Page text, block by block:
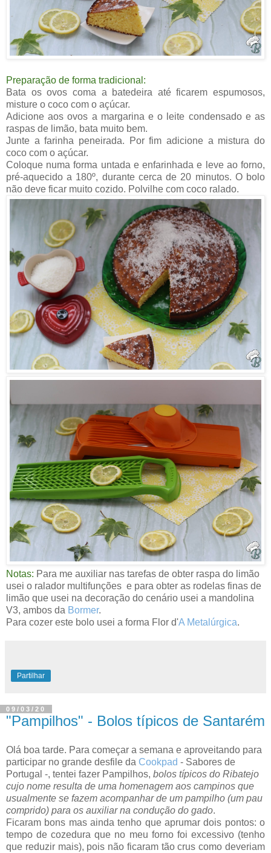
Preparação de forma tradicional:
Bata os ovos coma a batedeira até ficarem espumosos,
misture o coco com o açúcar.
Adicione aos ovos a margarina e o leite condensado e as
raspas de limão, bata muito bem.
Junte a farinha peneirada. Por fim adicione a mistura do
coco com o açúcar.
Coloque numa forma untada e enfarinhada e leve ao forno,
pré-aquecido a 180º, durante cerca de 20 minutos. O bolo
não deve ficar muito cozido. Polvilhe com coco ralado.
Notas: Para me auxiliar nas tarefas de obter raspa do limão
usei o ralador multifunções e para obter as rodelas finas de
limão que usei na decoração do cenário usei a mandolina
V3, ambos da Bormer.
Para cozer este bolo usei a forma Flor d'A Metalúrgica.
Partilhar
09/03/20
"Pampilhos" - Bolos típicos de Santarém
Olá boa tarde. Para começar a semana e aproveitando para
participar no grande desfile da Cookpad - Sabores de
Portugal -, tentei fazer Pampilhos, bolos típicos do Ribatejo
cujo nome resulta de uma homenagem aos campinos que
usualmente se fazem acompanhar de um pampilho (um pau
comprido) para os auxiliar na condução do gado.
Ficaram bons mas ainda tenho que aprumar dois pontos: o
tempo de cozedura que no meu forno foi excessivo (tenho
que reduzir mais), pois não ficaram tão crus como deveriam